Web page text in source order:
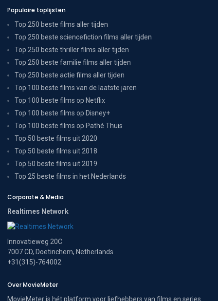
Populaire toplijsten
Top 250 beste films aller tijden
Top 250 beste sciencefiction films aller tijden
Top 250 beste thriller films aller tijden
Top 250 beste familie films aller tijden
Top 250 beste actie films aller tijden
Top 100 beste films van de laatste jaren
Top 100 beste films op Netflix
Top 100 beste films op Disney+
Top 100 beste films op Pathé Thuis
Top 50 beste films uit 2020
Top 50 beste films uit 2018
Top 50 beste films uit 2019
Top 25 beste films in het Nederlands
Corporate & Media
Realtimes Network
Innovatieweg 20C
7007 CD, Doetinchem, Netherlands
+31(315)-764002
Over MovieMeter
MovieMeter is hét platform voor liefhebbers van films en series.